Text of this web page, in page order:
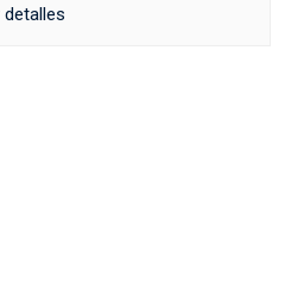
detalles